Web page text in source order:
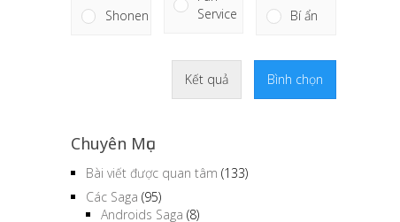
Chuyên Mục
Bài viết được quan tâm